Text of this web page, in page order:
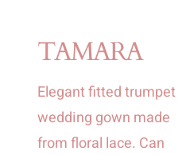
TAMARA
Elegant fitted trumpet
wedding gown made
from floral lace. Can